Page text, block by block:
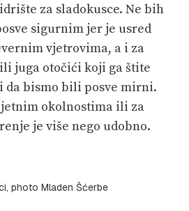
za sladokusce. Ne bih
sigurnim jer je usred
vjetrovima, a i za
juga otočići koji ga štite
da bismo bili posve mirni.
okolnostima ili za
je više nego udobno.
photo Mladen Šćerbe